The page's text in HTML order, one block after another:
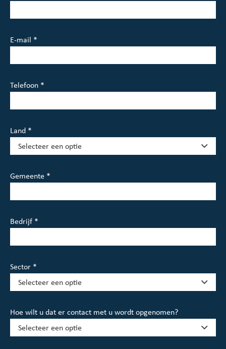
E-mail *
Telefoon *
Land *
Gemeente *
Bedrijf *
Sector *
Hoe wilt u dat er contact met u wordt opgenomen?